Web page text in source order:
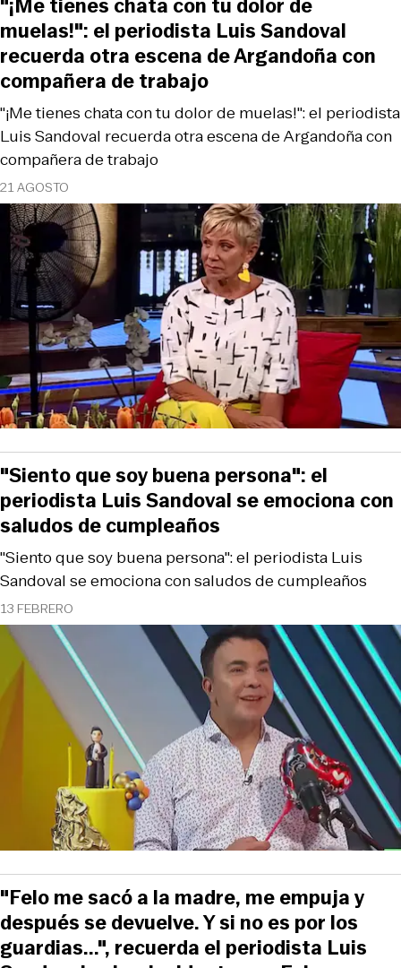
21 AGOSTO
"¡Me tienes chata con tu dolor de muelas!": el periodista
Luis Sandoval recuerda otra escena de Argandoña con
compañera de trabajo
muelas!": el periodista Luis Sandoval
recuerda otra escena de Argandoña con
compañera de trabajo
13 FEBRERO
"Siento que soy buena persona": el periodista Luis
Sandoval se emociona con saludos de cumpleaños
"Siento que soy buena persona": el
periodista Luis Sandoval se emociona con
saludos de cumpleaños
"Felo me sacó a la madre, me empuja y
después se devuelve. Y si no es por los
guardias...", recuerda el periodista Luis